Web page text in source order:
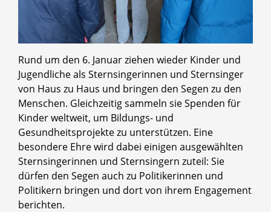
Rund um den 6. Januar ziehen wieder Kinder und
Jugendliche als Sternsingerinnen und Sternsinger
von Haus zu Haus und bringen den Segen zu den
Menschen. Gleichzeitig sammeln sie Spenden für
Kinder weltweit, um Bildungs- und
Gesundheitsprojekte zu unterstützen. Eine
besondere Ehre wird dabei einigen ausgewählten
Sternsingerinnen und Sternsingern zuteil: Sie
dürfen den Segen auch zu Politikerinnen und
Politikern bringen und dort von ihrem Engagement
berichten.